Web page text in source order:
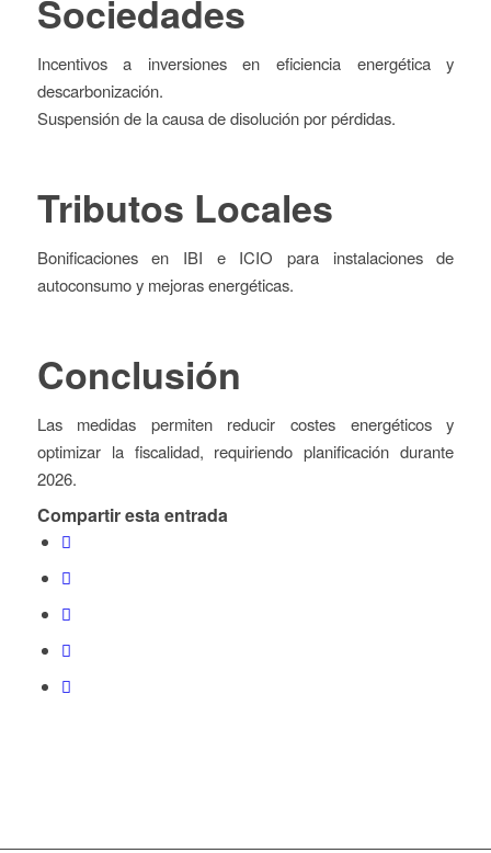
Sociedades
Incentivos a inversiones en eficiencia energética y
descarbonización.
Suspensión de la causa de disolución por pérdidas.
Tributos Locales
Bonificaciones en IBI e ICIO para instalaciones de
autoconsumo y mejoras energéticas.
Conclusión
Las medidas permiten reducir costes energéticos y
optimizar la fiscalidad, requiriendo planificación durante
2026.
Compartir esta entrada